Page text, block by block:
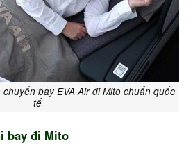
bay EVA Air đi Mito chuẩn quốc
tế
bay đi Mito